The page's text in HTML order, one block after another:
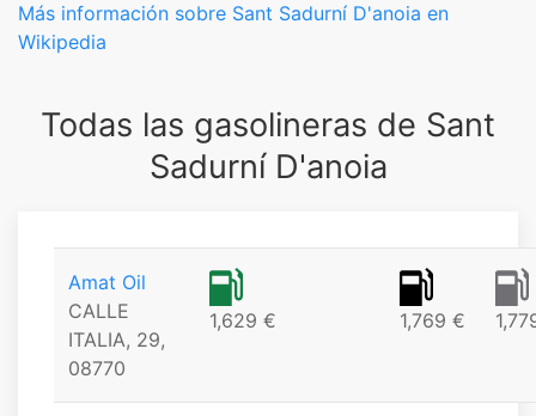
Más información sobre Sant Sadurní D'anoia en
Wikipedia
Todas las gasolineras de Sant
Sadurní D'anoia
Amat Oil
CALLE
ITALIA, 29,
08770
1,629 € 1,769 €